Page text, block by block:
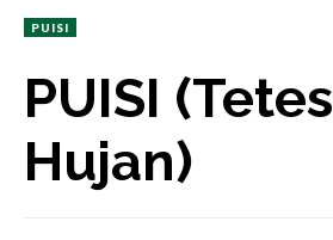
PUISI
PUISI (Tetes
Hujan)